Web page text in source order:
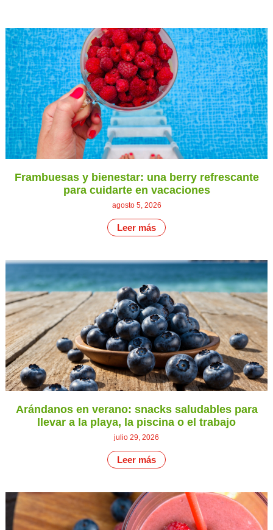
Frambuesas y bienestar: una berry refrescante
para cuidarte en vacaciones
agosto 5, 2026
Leer más
Arándanos en verano: snacks saludables para
llevar a la playa, la piscina o el trabajo
julio 29, 2026
Leer más